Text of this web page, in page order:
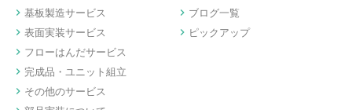
keyboard_arrow_right 基板製造サービス
keyboard_arrow_right 表面実装サービス
keyboard_arrow_right フローはんだサービス
keyboard_arrow_right 完成品・ユニット組立
keyboard_arrow_right その他のサービス
keyboard_arrow_right ブログ一覧
keyboard_arrow_right ピックアップ